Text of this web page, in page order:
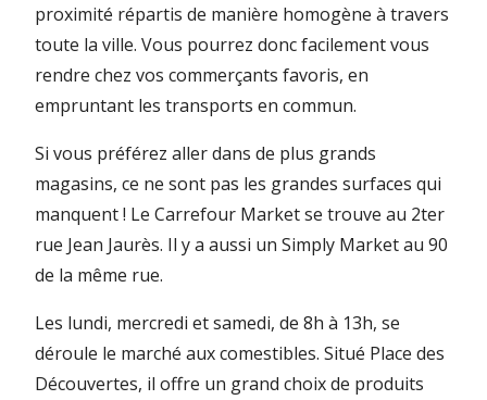
proximité répartis de manière homogène à travers
toute la ville. Vous pourrez donc facilement vous
rendre chez vos commerçants favoris, en
empruntant les transports en commun.
Si vous préférez aller dans de plus grands
magasins, ce ne sont pas les grandes surfaces qui
manquent ! Le Carrefour Market se trouve au 2ter
rue Jean Jaurès. Il y a aussi un Simply Market au 90
de la même rue.
Les lundi, mercredi et samedi, de 8h à 13h, se
déroule le marché aux comestibles. Situé Place des
Découvertes, il offre un grand choix de produits